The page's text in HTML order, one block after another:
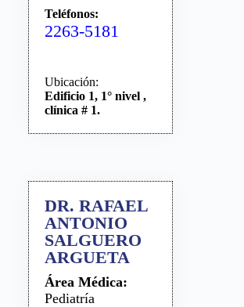
Teléfonos:
2263-5181
Ubicación:
Edificio 1, 1° nivel ,
clínica # 1.
DR. RAFAEL
ANTONIO
SALGUERO
ARGUETA
Área Médica:
Pediatría